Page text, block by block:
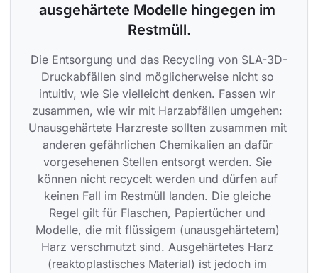
ausgehärtete Modelle hingegen im
Restmüll.
Die Entsorgung und das Recycling von SLA-3D-
Druckabfällen sind möglicherweise nicht so
intuitiv, wie Sie vielleicht denken. Fassen wir
zusammen, wie wir mit Harzabfällen umgehen:
Unausgehärtete Harzreste sollten zusammen mit
anderen gefährlichen Chemikalien an dafür
vorgesehenen Stellen entsorgt werden. Sie
können nicht recycelt werden und dürfen auf
keinen Fall im Restmüll landen. Die gleiche
Regel gilt für Flaschen, Papiertücher und
Modelle, die mit flüssigem (unausgehärtetem)
Harz verschmutzt sind. Ausgehärtetes Harz
(reaktoplastisches Material) ist jedoch im